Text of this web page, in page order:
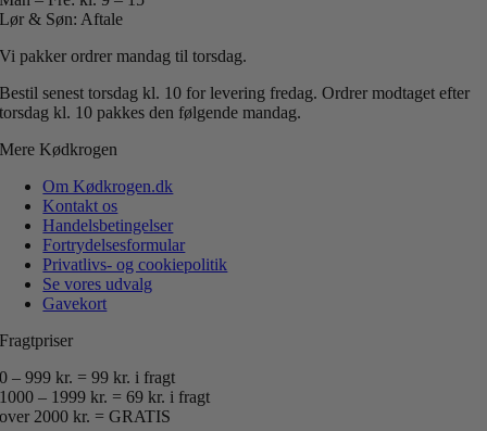
Lør & Søn: Aftale
Vi pakker ordrer mandag til torsdag.
Bestil senest torsdag kl. 10 for levering fredag.Ordrer modtaget efter
torsdag kl. 10 pakkes den følgende mandag.
Mere Kødkrogen
Om Kødkrogen.dk
Kontakt os
Handelsbetingelser
Fortrydelsesformular
Privatlivs- og cookiepolitik
Se vores udvalg
Gavekort
Fragtpriser
0 – 999 kr. = 99 kr. i fragt
1000 – 1999 kr. = 69 kr. i fragt
over 2000 kr. = GRATIS